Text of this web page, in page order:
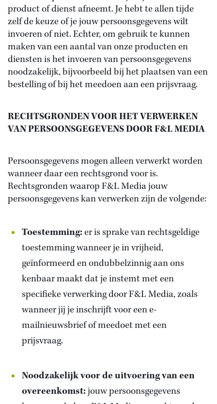
product of dienst afneemt. Je hebt te allen tijde
zelf de keuze of je jouw persoonsgegevens wilt
invoeren of niet. Echter, om gebruik te kunnen
maken van een aantal van onze producten en
diensten is het invoeren van persoonsgegevens
noodzakelijk, bijvoorbeeld bij het plaatsen van een
bestelling of bij het meedoen aan een prijsvraag.
RECHTSGRONDEN VOOR HET VERWERKEN
VAN PERSOONSGEGEVENS DOOR F&L MEDIA
Persoonsgegevens mogen alleen verwerkt worden
wanneer daar een rechtsgrond voor is.
Rechtsgronden waarop F&L Media jouw
persoonsgegevens kan verwerken zijn de volgende:
Toestemming:er is sprake van rechtsgeldige
toestemming wanneer je in vrijheid,
geïnformeerd en ondubbelzinnig aan ons
kenbaar maakt dat je instemt met een
specifieke verwerking door F&L Media, zoals
wanneer jij je inschrijft voor een e-
mailnieuwsbrief of meedoet met een
prijsvraag.
Noodzakelijk voor de uitvoering van een
overeenkomst:jouw persoonsgegevens